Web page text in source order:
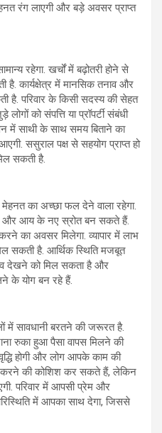
रंग लाएगी और बड़े अवसर प्राप्त
रहेगा. खर्चों में बढ़ोतरी होने से
है. कार्यक्षेत्र में मानसिक तनाव और
है. परिवार के किसी सदस्य की सेहत
को संपत्ति या प्रॉपर्टी संबंधी
में साथी के साथ समय बिताने का
ससुराल पक्ष से सहयोग प्राप्त हो
सकती है.
का अच्छा फल देने वाला रहेगा.
और आय के नए स्रोत बन सकते हैं.
का अवसर मिलेगा. व्यापार में लाभ
सकती है. आर्थिक स्थिति मजबूत
देखने को मिल सकता है और
के योग बन रहे हैं.
में सावधानी बरतने की जरूरत है.
रुका हुआ पैसा वापस मिलने की
होगी और लोग आपके काम की
करने की कोशिश कर सकते हैं, लेकिन
परिवार में आपसी प्रेम और
में आपका साथ देगा, जिससे